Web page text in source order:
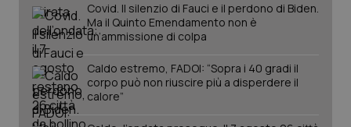
Covid. Il silenzio di Fauci e il perdono di Biden.
Ma il Quinto Emendamento non è
un’ammissione di colpa
Caldo estremo, FADOI: “Sopra i 40 gradi il
corpo può non riuscire più a disperdere il
calore”